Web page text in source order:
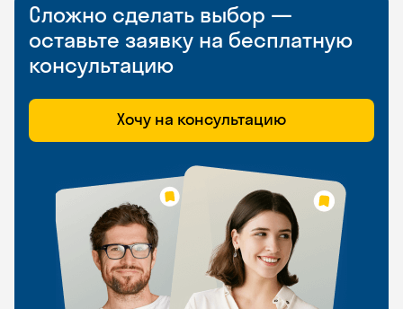
Сложно сделать выбор —
оставьте заявку на бесплатную
консультацию
Хочу на консультацию